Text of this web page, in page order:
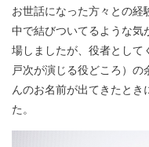
お世話になった方々との
中で結びついてるような気
場しましたが、役者とし
戸次が演じる役どころ）
んのお名前が出てきたとき
た。